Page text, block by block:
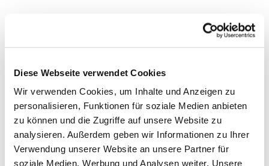
Diese Webseite verwendet Cookies
Wir verwenden Cookies, um Inhalte und Anzeigen zu
personalisieren, Funktionen für soziale Medien anbieten
zu können und die Zugriffe auf unsere Website zu
analysieren. Außerdem geben wir Informationen zu Ihrer
Verwendung unserer Website an unsere Partner für
soziale Medien, Werbung und Analysen weiter. Unsere
Dies könnte Sie auch
interessieren